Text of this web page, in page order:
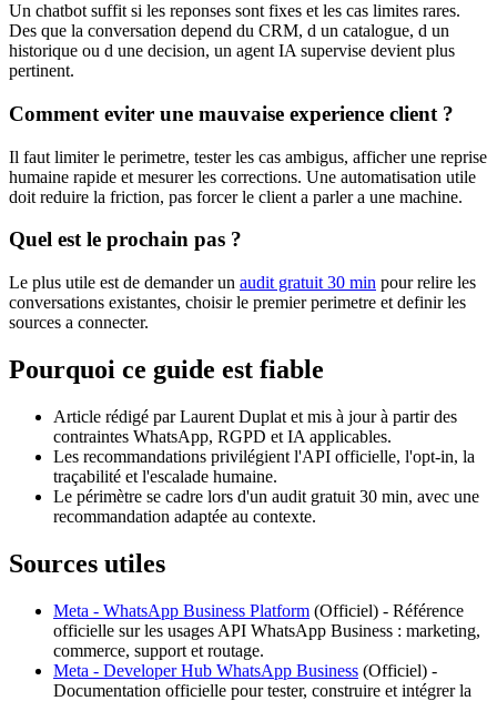
Un chatbot suffit si les reponses sont fixes et les cas limites rares.
Des que la conversation depend du CRM, d un catalogue, d un
historique ou d une decision, un agent IA supervise devient plus
pertinent.
Comment eviter une mauvaise experience client ?
Il faut limiter le perimetre, tester les cas ambigus, afficher une reprise
humaine rapide et mesurer les corrections. Une automatisation utile
doit reduire la friction, pas forcer le client a parler a une machine.
Quel est le prochain pas ?
Le plus utile est de demander un audit gratuit 30 min pour relire les
conversations existantes, choisir le premier perimetre et definir les
sources a connecter.
Pourquoi ce guide est fiable
Article rédigé par Laurent Duplat et mis à jour à partir des
contraintes WhatsApp, RGPD et IA applicables.
Les recommandations privilégient l'API officielle, l'opt-in, la
traçabilité et l'escalade humaine.
Le périmètre se cadre lors d'un audit gratuit 30 min, avec une
recommandation adaptée au contexte.
Sources utiles
Meta - WhatsApp Business Platform (Officiel) - Référence
officielle sur les usages API WhatsApp Business : marketing,
commerce, support et routage.
Meta - Developer Hub WhatsApp Business (Officiel) -
Documentation officielle pour tester, construire et intégrer la